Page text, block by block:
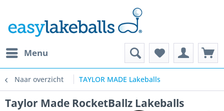
Menu
Naar overzicht TAYLOR MADE Lakeballs
Taylor Made RocketBallz Lakeballs